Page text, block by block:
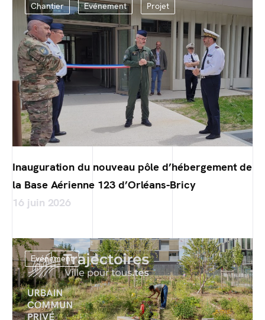
Chantier Evénement Projet
Inauguration du nouveau pôle d’hébergement de
la Base Aérienne 123 d’Orléans-Bricy
16 juin 2026
Evénement